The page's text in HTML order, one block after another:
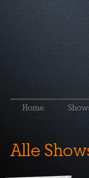
Home
Alle